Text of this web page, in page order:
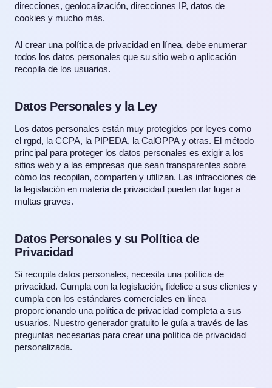
direcciones, geolocalización, direcciones IP, datos de
cookies y mucho más.
Al crear una política de privacidad en línea, debe enumerar
todos los datos personales que su sitio web o aplicación
recopila de los usuarios.
Datos Personales y la Ley
Los datos personales están muy protegidos por leyes como
el rgpd, la CCPA, la PIPEDA, la CalOPPA y otras. El método
principal para proteger los datos personales es exigir a los
sitios web y a las empresas que sean transparentes sobre
cómo los recopilan, comparten y utilizan. Las infracciones de
la legislación en materia de privacidad pueden dar lugar a
multas graves.
Datos Personales y su Política de
Privacidad
Si recopila datos personales, necesita una política de
privacidad. Cumpla con la legislación, fidelice a sus clientes y
cumpla con los estándares comerciales en línea
proporcionando una política de privacidad completa a sus
usuarios. Nuestro generador gratuito le guía a través de las
preguntas necesarias para crear una política de privacidad
personalizada.